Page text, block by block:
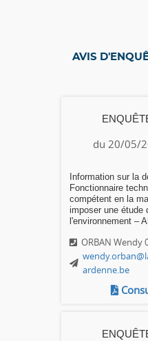
AVIS
du 20/05/
Information sur la
Fonctionnaire
compétent en la
imposer une étude
l'environnement –
ORBAN Wendy
ardenne.be